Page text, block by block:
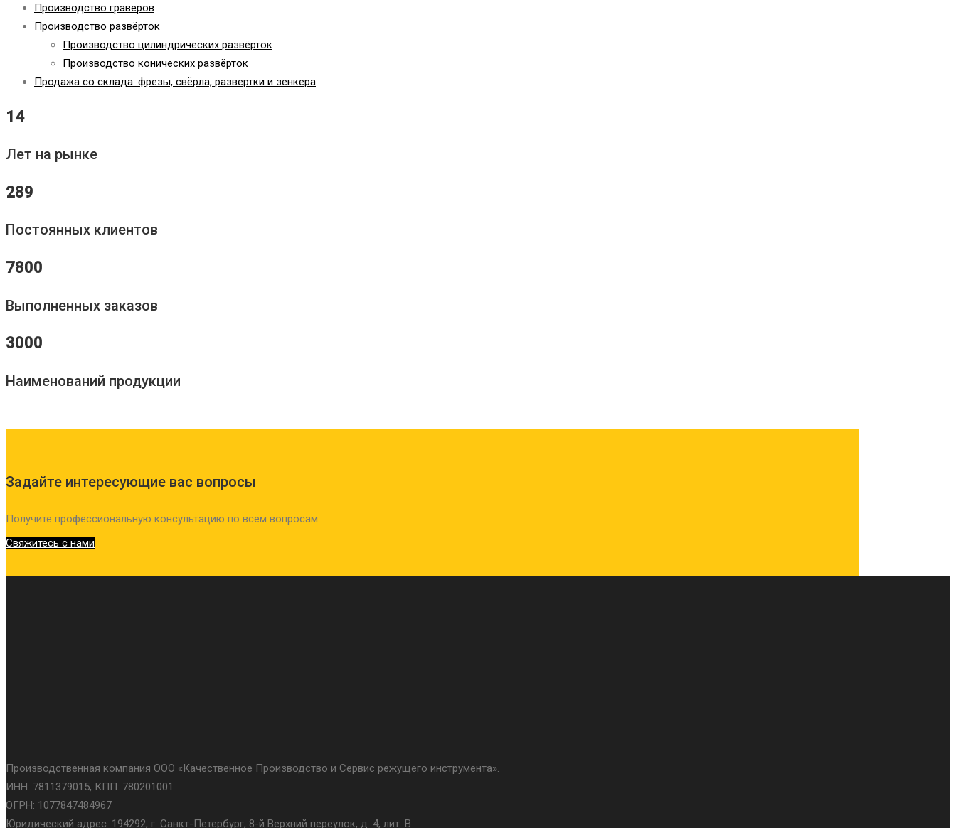
Производство граверов
Производство развёрток
Производство цилиндрических развёрток
Производство конических развёрток
Продажа со склада: фрезы, свёрла, развертки и зенкера
14
Лет на рынке
289
Постоянных клиентов
7800
Выполненных заказов
3000
Наименований продукции
Задайте интересующие вас вопросы
Получите профессиональную консультацию по всем вопросам
Свяжитесь с нами
Производственная компания ООО «Качественное Производство и Сервис режущего инструмента».
ИНН: 7811379015, КПП: 780201001
ОГРН: 1077847484967
Юридический адрес: 194292, г. Санкт-Петербург, 8-й Верхний переулок, д. 4, лит. В